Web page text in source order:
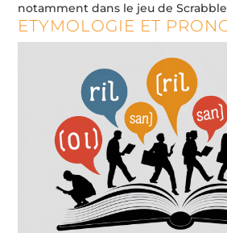
notamment dans le jeu de
ETYMOLOGIE ET